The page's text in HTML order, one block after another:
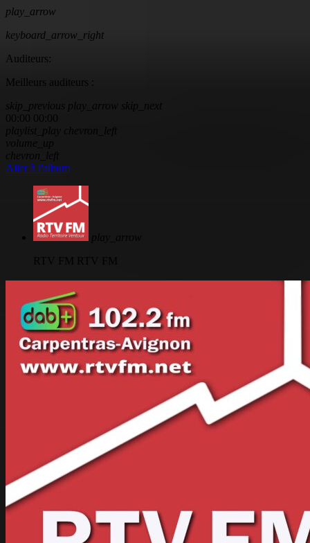
play_arrow
keyboard_arrow_right
Auditeurs:
Meilleurs auditeurs :
skip_previous play_arrow skip_next
00:00 00:00
Aller à l'album